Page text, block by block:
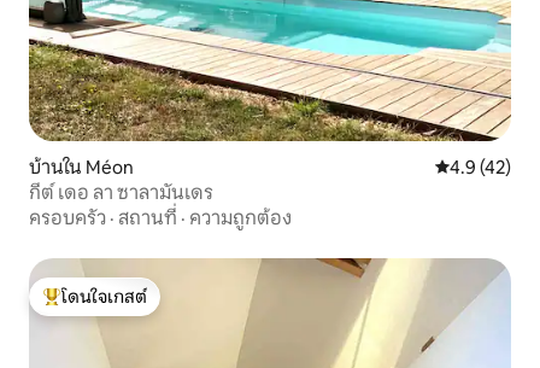
บ้านใน Méon คะแนนเฉลี่ย
4.9 (42)
กีต์ เดอ ลา ซาลามันเดร
ครอบครัว · สถานที่ · ความถูกต้อง
โดนใจเกสต์ที่สุด
โดนใจเกสต์